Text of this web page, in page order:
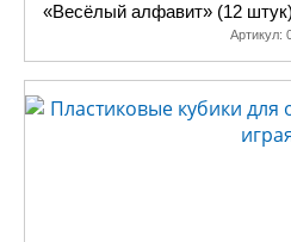
«Весёлый алфавит» (12 штук)
Артикул: